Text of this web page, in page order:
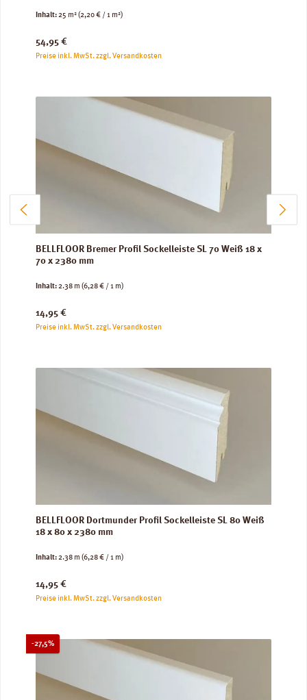
Inhalt:25 m²(2,20 € / 1 m²)
Regulärer Preis:
54,95 €
Preise inkl. MwSt. zzgl. Versandkosten
BELLFLOOR Bremer Profil Sockelleiste SL 70 Weiß 18 x
70 x 2380 mm
Inhalt:2.38 m (6,28 € / 1 m)
Regulärer Preis:
14,95 €
Preise inkl. MwSt. zzgl. Versandkosten
BELLFLOOR Dortmunder Profil Sockelleiste SL 80 Weiß
18 x 80 x 2380 mm
Inhalt:2.38 m (6,28 € / 1 m)
Regulärer Preis:
14,95 €
Preise inkl. MwSt. zzgl. Versandkosten
-27,5%Rabatt